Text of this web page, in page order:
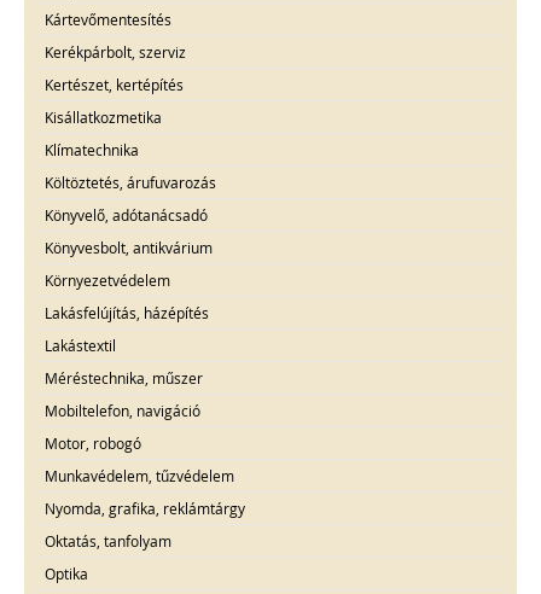
Kártevőmentesítés
Kerékpárbolt, szerviz
Kertészet, kertépítés
Kisállatkozmetika
Klímatechnika
Költöztetés, árufuvarozás
Könyvelő, adótanácsadó
Könyvesbolt, antikvárium
Környezetvédelem
Lakásfelújítás, házépítés
Lakástextil
Méréstechnika, műszer
Mobiltelefon, navigáció
Motor, robogó
Munkavédelem, tűzvédelem
Nyomda, grafika, reklámtárgy
Oktatás, tanfolyam
Optika